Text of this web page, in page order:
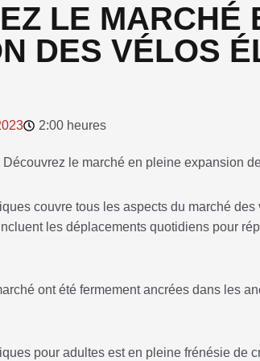
LE MARCHÉ
DES VÉLOS
2:00 heures
couvre tous les aspects du marché
les déplacements quotidiens pour
ont été fermement ancrées dans les
pour adultes est en pleine frénésie de